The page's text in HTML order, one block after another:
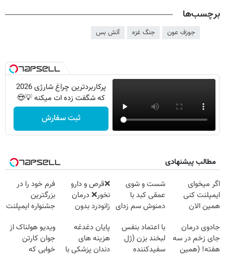
برچسب‌ها
جوزف عون جنگ غزه آتش بس
پرکاربردترین چراغ شارژی 2026
که شگفت زده ات میکنه 💡😍
ثبت سفارش
مطالب پیشنهادی
اگر میخوای
ایمپلنت کنی
همین الان
۲۵ میلیون
تومان!!!
شست و شوی
عمقی کبد با
دمنوش سم زدای
❌قرص‌ و دارو
نخور❌ درمان
زانودرد بدون
فرم خود را در
بزرگترین
جشنواره ایمپلنت
فقط ۲۵ میلیون
جادوی درمان
جای زخم در سه
هفته! (همین
با اعتماد بنفس
لبخند بزن (ژل
سفیدکننده
پایان دغدغه
هزینه های
دندان پزشکی با
ویدیو هولناک از
جوان کارتن
خوابی که